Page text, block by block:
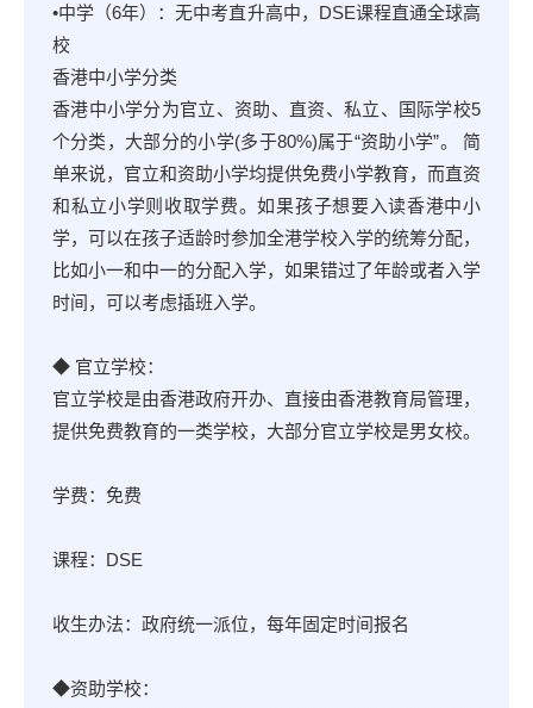
•中学（6年）：无中考直升高中，DSE课程直通全球高
校
香港中小学分类
香港中小学分为官立、资助、直资、私立、国际学校5
个分类，大部分的小学(多于80%)属于“资助小学”。 简
单来说，官立和资助小学均提供免费小学教育，而直资
和私立小学则收取学费。如果孩子想要入读香港中小
学，可以在孩子适龄时参加全港学校入学的统筹分配，
比如小一和中一的分配入学，如果错过了年龄或者入学
时间，可以考虑插班入学。
◆ 官立学校：
官立学校是由香港政府开办、直接由香港教育局管理，
提供免费教育的一类学校，大部分官立学校是男女校。
学费：免费
课程：DSE
收生办法：政府统一派位，每年固定时间报名
◆资助学校：